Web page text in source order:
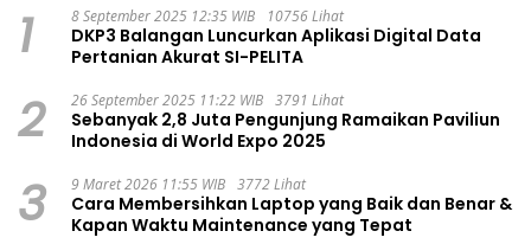
1 8 September 2025 12:35 WIB 10756 Lihat
DKP3 Balangan Luncurkan Aplikasi Digital Data
Pertanian Akurat SI-PELITA
2 26 September 2025 11:22 WIB 3791 Lihat
Sebanyak 2,8 Juta Pengunjung Ramaikan Paviliun
Indonesia di World Expo 2025
3 9 Maret 2026 11:55 WIB 3772 Lihat
Cara Membersihkan Laptop yang Baik dan Benar &
Kapan Waktu Maintenance yang Tepat